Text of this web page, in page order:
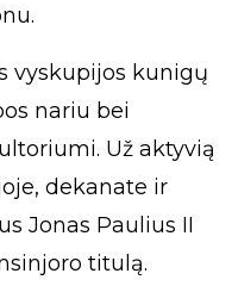
vyskupijos kunigų
nariu bei
Už aktyvią
dekanate ir
Jonas Paulius II
titulą.